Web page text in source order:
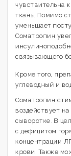
чувствительна
ткань. Помимо
уменьшает
Соматропин
связывающего
Кроме того,
углеводный и
Соматропин
воздействует
сыворотке. В
с дефицитом
концентрации
крови. Также